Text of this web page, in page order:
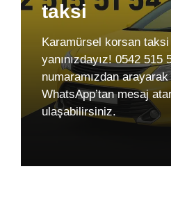
taksi
Karamürsel korsan
yanınızdayız! 0542 515
numaramızdan
WhatsApp’tan mesaj
ulaşabilirsiniz.